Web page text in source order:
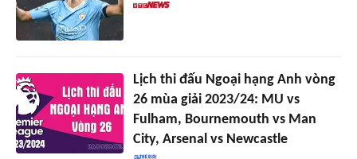
Lịch thi đấu Ngoại hạng Anh vòng
26 mùa giải 2023/24: MU vs
Fulham, Bournemouth vs Man
City, Arsenal vs Newcastle